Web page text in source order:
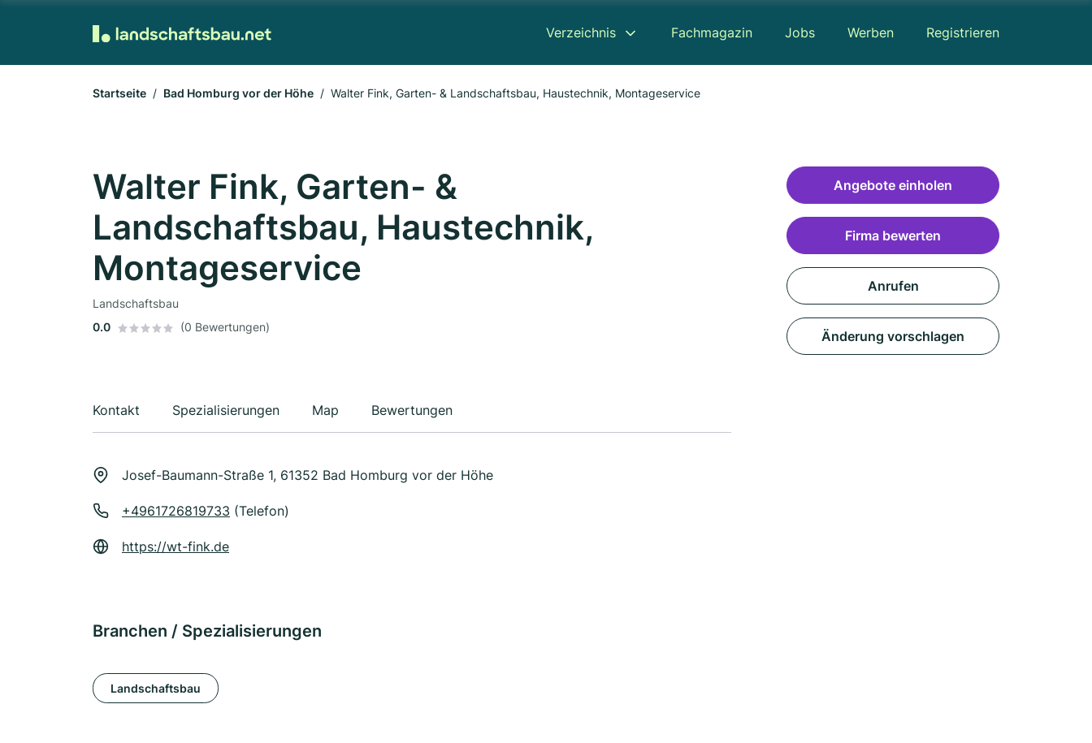
Verzeichnis Fachmagazin Jobs Werben Registrieren
Startseite Bad Homburg vor der Höhe Walter Fink, Garten- & Landschaftsbau, Haustechnik, Montageservice
Walter Fink, Garten- &
Landschaftsbau, Haustechnik,
Montageservice
Landschaftsbau
0.0
(0 Bewertungen)
Kontakt Spezialisierungen Map Bewertungen
Josef-Baumann-Straße 1, 61352 Bad Homburg vor der Höhe
+4961726819733 (Telefon)
https://wt-fink.de
Branchen / Spezialisierungen
Landschaftsbau
Angebote einholen
Firma bewerten
Anrufen
Änderung vorschlagen